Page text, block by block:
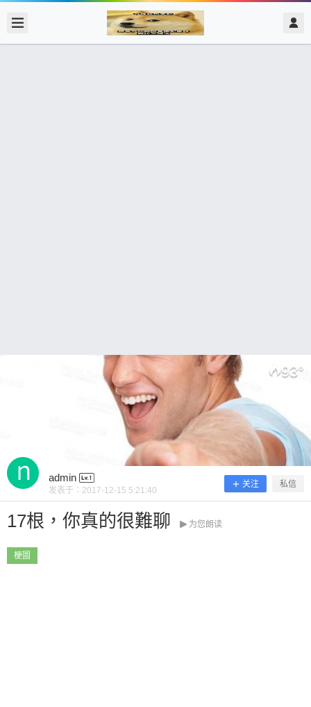
93°
admin
发表于： 2017-12-15 5:21:40
关注 私信
17根，你真的很難聊 为您朗读
梗圖
admin @ 梗圖大全 MEME NOW 2017/12/15